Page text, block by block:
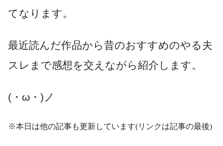
てなります。
最近読んだ作品から昔のおすすめのやる夫
スレまで感想を交えながら紹介します。
(・ω・)ノ
※本日は他の記事も更新しています(リンクは記事の最後)